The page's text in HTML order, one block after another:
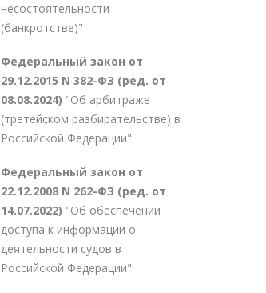
несостоятельности
(банкротстве)"
Федеральный закон от
29.12.2015 N 382-ФЗ (ред. от
08.08.2024) "Об арбитраже
(третейском разбирательстве) в
Российской Федерации"
Федеральный закон от
22.12.2008 N 262-ФЗ (ред. от
14.07.2022) "Об обеспечении
доступа к информации о
деятельности судов в
Российской Федерации"